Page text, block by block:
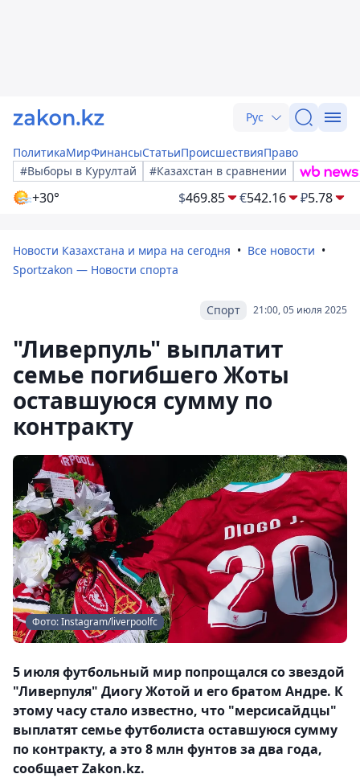
Рус
ПолитикаМирФинансыСтатьиПроисшествияПраво
#Выборы в Курултай
#Казахстан в сравнении
+30° $469.85 €542.16 ₽5.78
Новости Казахстана и мира на сегодня
Все новости
Sportzakon — Новости спорта
21:00, 05 июля 2025
Спорт
"Ливерпуль" выплатит
семье погибшего Жоты
оставшуюся сумму по
контракту
Фото: Instagram/liverpoolfc
5 июля футбольный мир попрощался со звездой
"Ливерпуля" Диогу Жотой и его братом Андре. К
этому часу стало известно, что "мерсисайдцы"
выплатят семье футболиста оставшуюся сумму
по контракту, а это 8 млн фунтов за два года,
сообщает Zakon.kz.